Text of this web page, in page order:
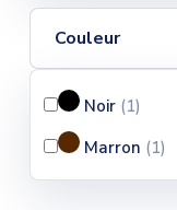
Couleur
Noir (1)
Marron (1)